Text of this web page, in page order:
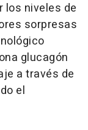
los niveles de
sorpresas
glucagón
a través de
el